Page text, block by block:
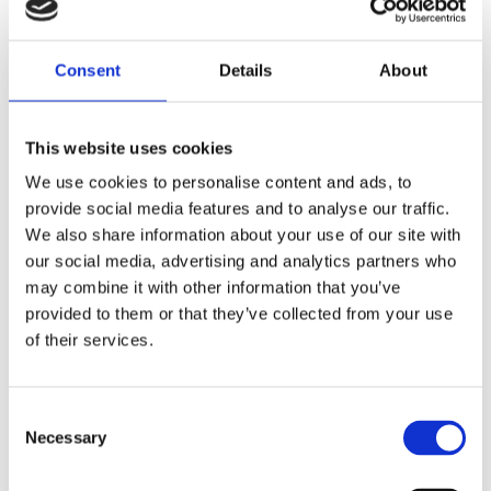
Consent Details About
This website uses cookies
We use cookies to personalise content and ads, to
provide social media features and to analyse our traffic.
We also share information about your use of our site with
our social media, advertising and analytics partners who
may combine it with other information that you’ve
provided to them or that they’ve collected from your use
of their services.
Selection
Necessary
Agregaty układu kierowniczego (4)
Przekładnia kierownicza EPS (4)
KLIMATYZACJA DO